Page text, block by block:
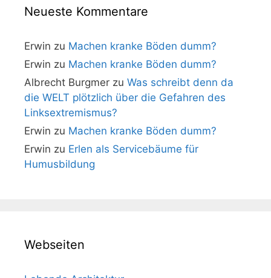
Neueste Kommentare
Erwin zu Machen kranke Böden dumm?
Erwin zu Machen kranke Böden dumm?
Albrecht Burgmer zu Was schreibt denn da
die WELT plötzlich über die Gefahren des
Linksextremismus?
Erwin zu Machen kranke Böden dumm?
Erwin zu Erlen als Servicebäume für
Humusbildung
Webseiten